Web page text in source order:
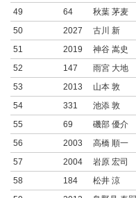
49
64 秋葉 茅麦
50
2027 古川 新
51
2019 神谷 嵩史
52
147 雨宮 大地
53
2013 山本 敦
54
331 池添 敦
55
69 磯部 優介
56
2003 高橋 順一
57
2004 岩原 宏司
58
184 松井 涼